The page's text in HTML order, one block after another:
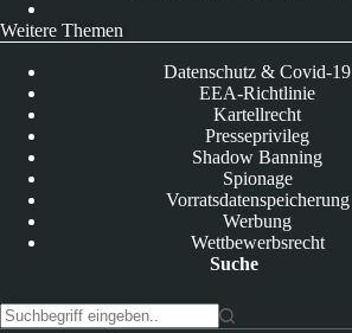
Weitere Themen
Datenschutz & Covid-19
EEA-Richtlinie
Kartellrecht
Presseprivileg
Shadow Banning
Spionage
Vorratsdatenspeicherung
Werbung
Wettbewerbsrecht
Suche